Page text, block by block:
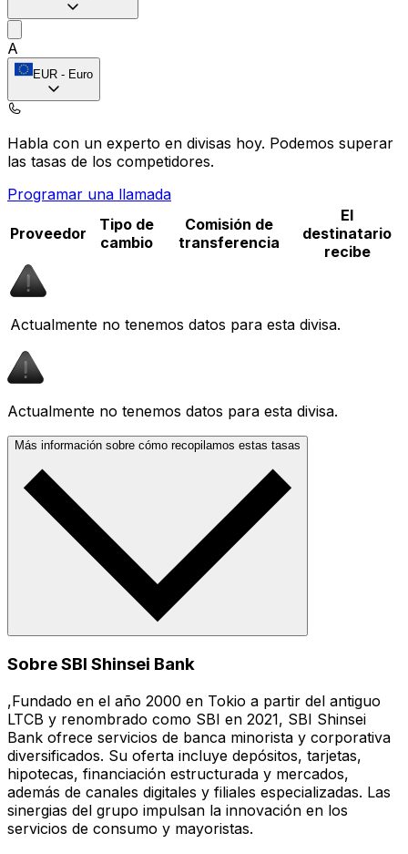
A
EUR - Euro
Habla con un experto en divisas hoy. Podemos superar
las tasas de los competidores.
Programar una llamada
Proveedor
Tipo de
cambio
Comisión de
transferencia
El
destinatario
recibe
Actualmente no tenemos datos para esta divisa.
Actualmente no tenemos datos para esta divisa.
Más información sobre cómo recopilamos estas tasas
Sobre SBI Shinsei Bank
,Fundado en el año 2000 en Tokio a partir del antiguo
LTCB y renombrado como SBI en 2021, SBI Shinsei
Bank ofrece servicios de banca minorista y corporativa
diversificados. Su oferta incluye depósitos, tarjetas,
hipotecas, financiación estructurada y mercados,
además de canales digitales y filiales especializadas. Las
sinergias del grupo impulsan la innovación en los
servicios de consumo y mayoristas.